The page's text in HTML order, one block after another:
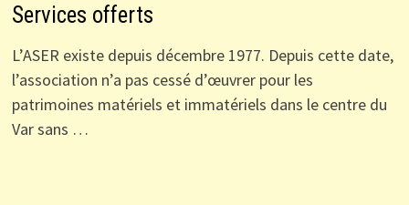
Services offerts
L’ASER existe depuis décembre 1977. Depuis cette date,
l’association n’a pas cessé d’œuvrer pour les
patrimoines matériels et immatériels dans le centre du
Var sans …